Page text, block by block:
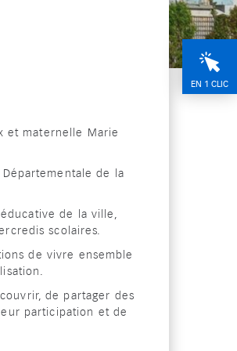
EN 1 CLIC
et maternelle Marie
de la
de la ville,
scolaires.
de vivre ensemble
de partager des
participation et de